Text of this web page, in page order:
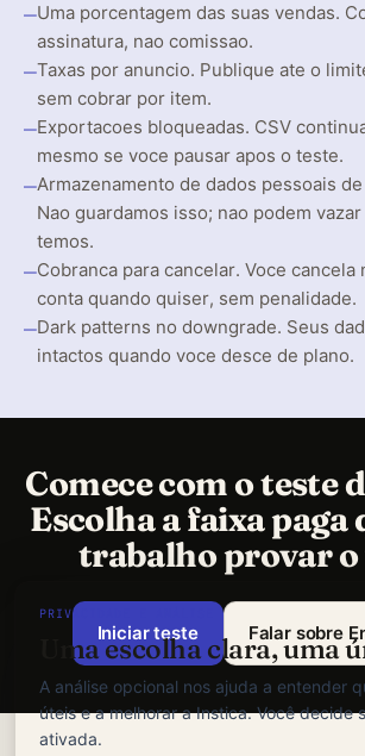
—Uma porcentagem das suas vendas.
assinatura, nao comissao.
—Taxas por anuncio. Publique ate o
sem cobrar por item.
—Exportacoes bloqueadas. CSV
mesmo se voce pausar apos o teste.
—Armazenamento de dados pessoais
Nao guardamos isso; nao podem
temos.
—Cobranca para cancelar. Voce cancela
conta quando quiser, sem penalidade.
—Dark patterns no downgrade. Seus
intactos quando voce desce de plano.
Comece com o teste
Escolha a faixa paga
trabalho provar o
Iniciar teste Falar sobre
PRIVACIDADE E ANÁLISE
Uma escolha clara, uma
A análise opcional nos ajuda a entender
úteis e a melhorar a Instica. Você decide
ativada.